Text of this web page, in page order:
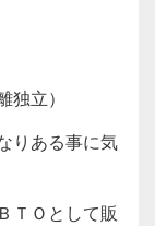
立）
りある事に気
ＴＯとして販